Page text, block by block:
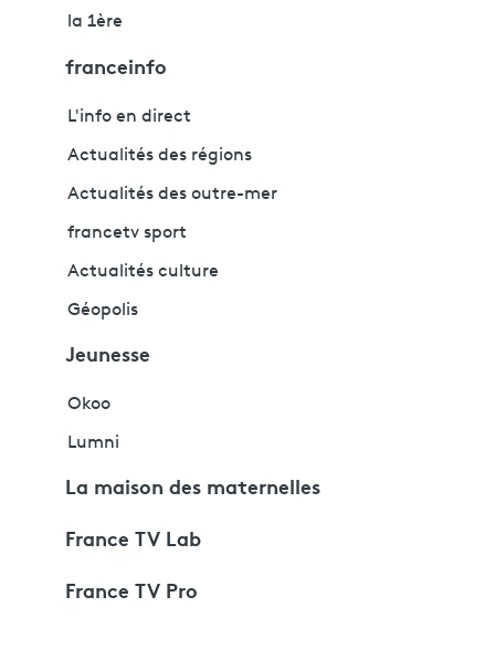
la 1ère
franceinfo
L'info en direct
Actualités des régions
Actualités des outre-mer
francetv sport
Actualités culture
Géopolis
Jeunesse
Okoo
Lumni
La maison des maternelles
France TV Lab
France TV Pro